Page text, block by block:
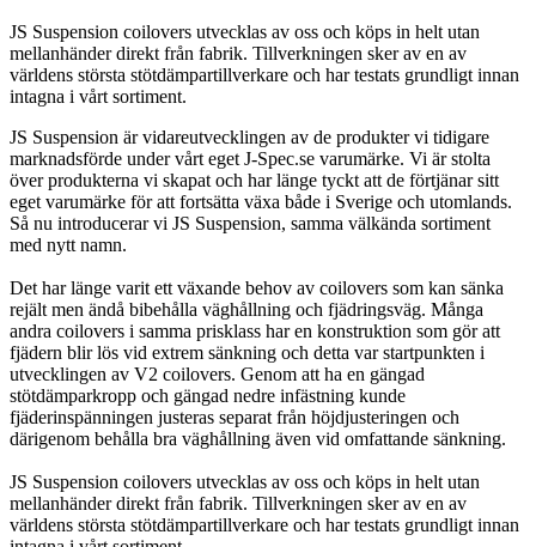
JS Suspension coilovers utvecklas av oss och köps in helt utan
mellanhänder direkt från fabrik. Tillverkningen sker av en av
världens största stötdämpartillverkare och har testats grundligt innan
intagna i vårt sortiment.
JS Suspension är vidareutvecklingen av de produkter vi tidigare
marknadsförde under vårt eget J-Spec.se varumärke. Vi är stolta
över produkterna vi skapat och har länge tyckt att de förtjänar sitt
eget varumärke för att fortsätta växa både i Sverige och utomlands.
Så nu introducerar vi JS Suspension, samma välkända sortiment
med nytt namn.
Det har länge varit ett växande behov av coilovers som kan sänka
rejält men ändå bibehålla väghållning och fjädringsväg. Många
andra coilovers i samma prisklass har en konstruktion som gör att
fjädern blir lös vid extrem sänkning och detta var startpunkten i
utvecklingen av V2 coilovers. Genom att ha en gängad
stötdämparkropp och gängad nedre infästning kunde
fjäderinspänningen justeras separat från höjdjusteringen och
därigenom behålla bra väghållning även vid omfattande sänkning.
JS Suspension coilovers utvecklas av oss och köps in helt utan
mellanhänder direkt från fabrik. Tillverkningen sker av en av
världens största stötdämpartillverkare och har testats grundligt innan